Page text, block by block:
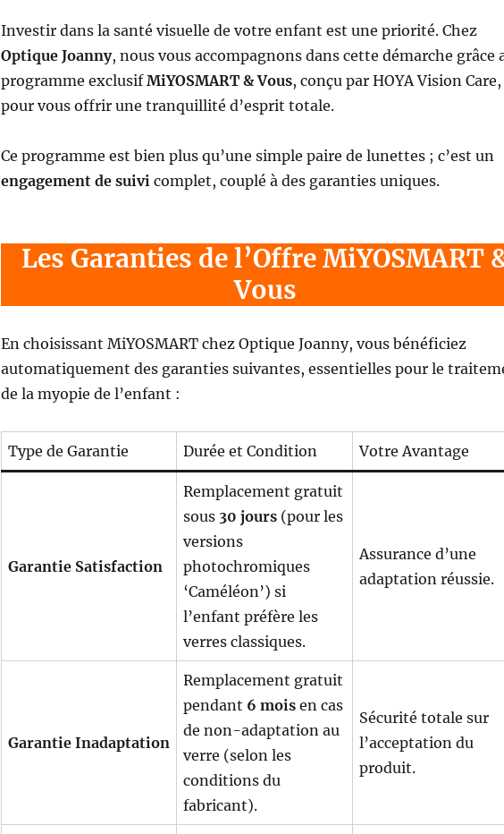
Investir dans la santé visuelle de votre enfant est une priorité. Chez
Optique Joanny, nous vous accompagnons dans cette démarche grâce
programme exclusifMiYOSMART & Vous, conçu par HOYA Vision Care,
pour vous offrir une tranquillité d’esprit totale.
Ce programme est bien plus qu’une simple paire de lunettes ; c’est un
engagement de suivicomplet, couplé à des garanties uniques.
Les Garanties de l’Offre MiYOSMART
Vous
En choisissant MiYOSMART chez Optique Joanny, vous bénéficiez
automatiquement des garanties suivantes, essentielles pour le
de la myopie de l’enfant :
Type de Garantie Durée et Condition Votre Avantage
Garantie Satisfaction
Remplacement gratuit
sous 30 jours(pour les
versions
photochromiques
‘Caméléon’) si
l’enfant préfère les
verres classiques.
Assurance d’une
adaptation réussie.
Garantie Inadaptation
Remplacement gratuit
pendant 6 moisen cas
de non-adaptation au
verre (selon les
conditions du
fabricant).
Sécurité totale sur
l’acceptation du
produit.